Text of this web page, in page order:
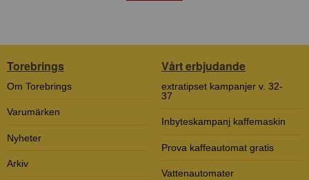
Torebrings
Om Torebrings
Varumärken
Nyheter
Arkiv
Vårt erbjudande
extratipset kampanjer v. 32-
37
Inbyteskampanj kaffemaskin
Prova kaffeautomat gratis
Vattenautomater